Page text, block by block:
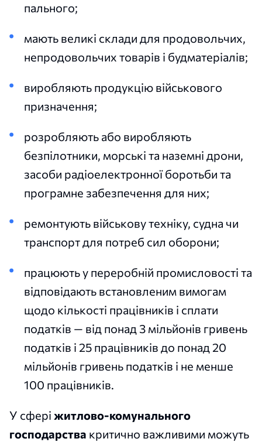
пального;
мають великі склади для продовольчих,
непродовольчих товарів і будматеріалів;
виробляють продукцію військового
призначення;
розробляють або виробляють
безпілотники, морські та наземні дрони,
засоби радіоелектронної боротьби та
програмне забезпечення для них;
ремонтують військову техніку, судна чи
транспорт для потреб сил оборони;
працюють у переробній промисловості та
відповідають встановленим вимогам
щодо кількості працівників і сплати
податків — від понад 3 мільйонів гривень
податків і 25 працівників до понад 20
мільйонів гривень податків і не менше
100 працівників.
У сфері житлово-комунального
господарства критично важливими можуть